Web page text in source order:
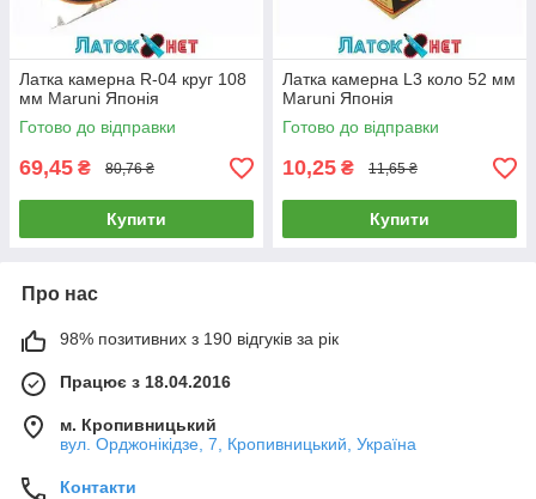
Латка камерна R-04 круг 108
мм Maruni Японія
Готово до відправки
69,45 ₴ 80,76 ₴
Купити
Латка камерна L3 коло 52 мм
Maruni Японія
Готово до відправки
10,25 ₴ 11,65 ₴
Купити
Про нас
98% позитивних з 190 відгуків за рік
Працює з 18.04.2016
м. Кропивницький
вул. Орджонікідзе, 7, Кропивницький, Україна
Контакти